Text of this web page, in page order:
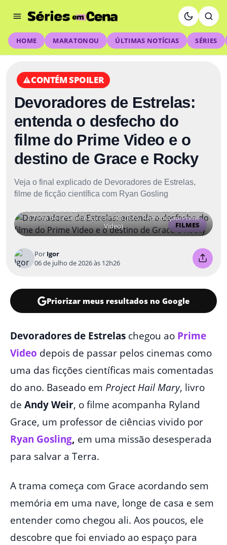
HOME MARATONOU ÚLTIMAS NOTÍCIAS SÉRIES
CONTÉM SPOILER
Devoradores de Estrelas:
entenda o desfecho do
filme do Prime Video e o
destino de Grace e Rocky
Veja o final explicado de Devoradores de Estrelas,
filme de ficção científica com Ryan Gosling
FILMES
Devoradores de Estrelas acompanha uma missão para salvar
a Terra de uma ameaça cósmica (foto: Reprodução/Prime
Video)
Por Igor
06 de julho de 2026 às 12h26
Priorizar meus resultados no Google
Devoradores de Estrelas chegou ao Prime
Video depois de passar pelos cinemas como
uma das ficções científicas mais comentadas
do ano. Baseado em Project Hail Mary, livro
de Andy Weir, o filme acompanha Ryland
Grace, um professor de ciências vivido por
Ryan Gosling, em uma missão desesperada
para salvar a Terra.
A trama começa com Grace acordando sem
memória em uma nave, longe de casa e sem
entender como chegou ali. Aos poucos, ele
descobre que foi enviado ao espaço para